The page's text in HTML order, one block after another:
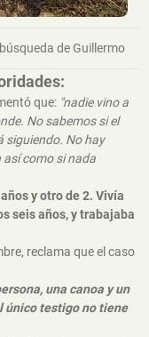
de Guillermo
que: "nadie vino a
No sabemos si el
siguiendo. No hay
como si nada
y otro de 2. Vivía
seis años, y trabajaba
reclama que el caso
una canoa y un
único testigo no tiene